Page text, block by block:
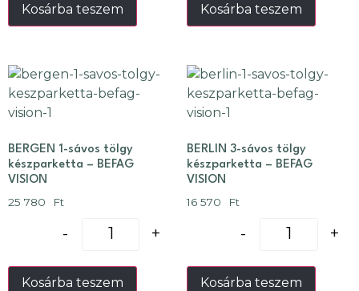
Kosárba teszem Kosárba teszem
BERGEN 1-sávos tölgy
készparketta – BEFAG
VISION
25 780 Ft
- +
Kosárba teszem
BERLIN 3-sávos tölgy
készparketta – BEFAG
VISION
16 570 Ft
- +
Kosárba teszem